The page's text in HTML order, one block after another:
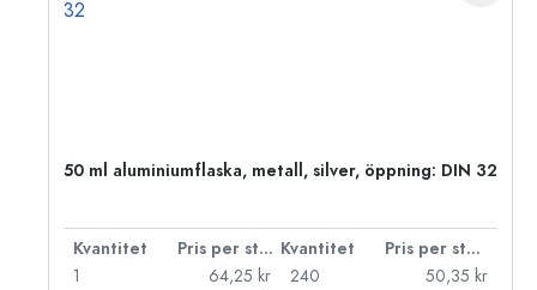
50 ml aluminiumflaska, metall, silver, öppning: DIN 32
Kvantitet Pris per styck Kvantitet
Pris per styck
1
64,25 kr
240
50,35 kr